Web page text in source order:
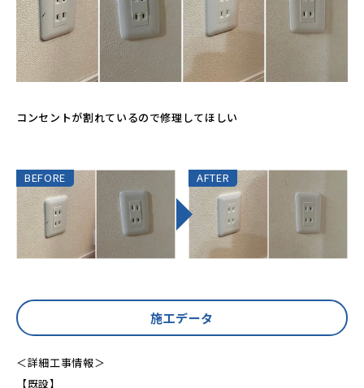
コンセントが割れているので修理してほしい
BEFORE AFTER
施工データ
＜詳細工事情報＞
【既設】